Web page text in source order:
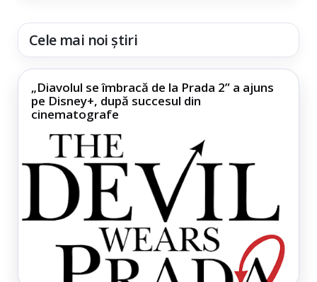
Cele mai noi știri
„Diavolul se îmbracă de la Prada 2” a ajuns
pe Disney+, după succesul din
cinematografe